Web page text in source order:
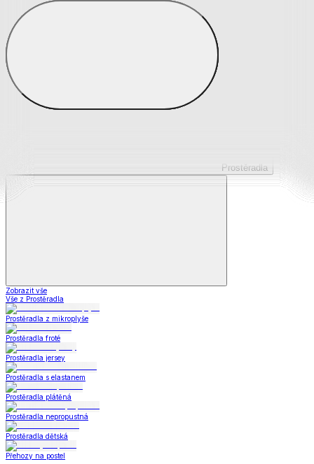
Prostěradla z mikroplyše
Prostěradla froté
Prostěradla
Zobrazit vše
Vše z Prostěradla
Prostěradla z mikroplyše
Prostěradla froté
Prostěradla jersey
Prostěradla s elastanem
Prostěradla plátěná
Prostěradla nepropustná
Prostěradla dětská
Přehozy na postel